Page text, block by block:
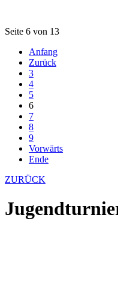
Seite 6 von 13
Anfang
Zurück
3
4
5
6
7
8
9
Vorwärts
Ende
ZURÜCK